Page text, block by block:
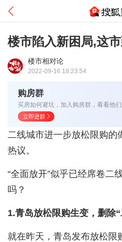
楼市陷入新困局,这
楼市相对论
2022-09-16 18:23:54
购房群
买房如何避坑，加入购房群，看看他
立即进群
二线城市进一步放松限购的
热议。
“全面放开”似乎已经席卷二
吗？
1.青岛放松限购生变，删除
就在昨天，青岛发布放松限